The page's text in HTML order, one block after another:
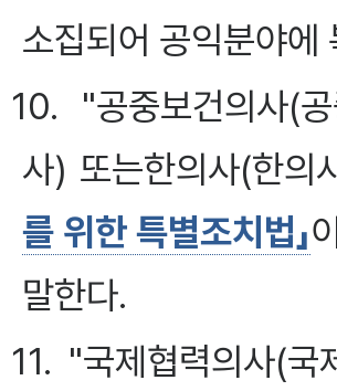
소집되어 공익분야에
10. "공중보건의사(
사) 또는한의사(한
를 위한 특별조치법」
말한다.
11. "국제협력의사(